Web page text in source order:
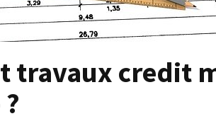
travaux credit